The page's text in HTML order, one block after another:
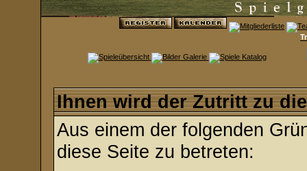
Ihnen wird der Zutritt zu
Aus einem der folgenden
diese Seite zu betreten: